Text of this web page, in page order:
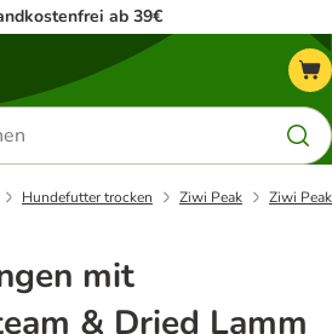
ab 39€
Hundefutter trocken Ziwi Peak Ziwi
mit
& Dried Lamm